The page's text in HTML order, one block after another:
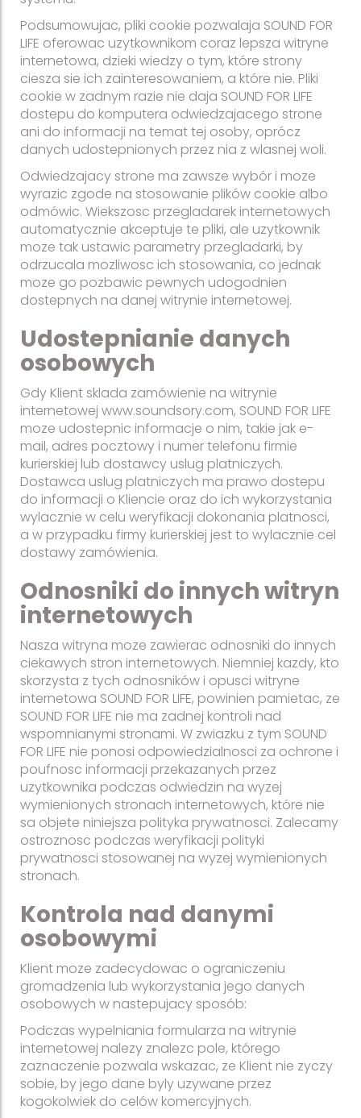
Podsumowujac, pliki cookie pozwalaja SOUND FOR
LIFE oferowac uzytkownikom coraz lepsza witryne
internetowa, dzieki wiedzy o tym, które strony
ciesza sie ich zainteresowaniem, a które nie. Pliki
cookie w zadnym razie nie daja SOUND FOR LIFE
dostepu do komputera odwiedzajacego strone
ani do informacji na temat tej osoby, oprócz
danych udostepnionych przez nia z wlasnej woli.
Odwiedzajacy strone ma zawsze wybór i moze
wyrazic zgode na stosowanie plików cookie albo
odmówic. Wiekszosc przegladarek internetowych
automatycznie akceptuje te pliki, ale uzytkownik
moze tak ustawic parametry przegladarki, by
odrzucala mozliwosc ich stosowania, co jednak
moze go pozbawic pewnych udogodnien
dostepnych na danej witrynie internetowej.
Udostepnianie danych
osobowych
Gdy Klient sklada zamówienie na witrynie
internetowej www.soundsory.com, SOUND FOR LIFE
moze udostepnic informacje o nim, takie jak e-
mail, adres pocztowy i numer telefonu firmie
kurierskiej lub dostawcy uslug platniczych.
Dostawca uslug platniczych ma prawo dostepu
do informacji o Kliencie oraz do ich wykorzystania
wylacznie w celu weryfikacji dokonania platnosci,
a w przypadku firmy kurierskiej jest to wylacznie cel
dostawy zamówienia.
Odnosniki do innych witryn
internetowych
Nasza witryna moze zawierac odnosniki do innych
ciekawych stron internetowych. Niemniej kazdy, kto
skorzysta z tych odnosników i opusci witryne
internetowa SOUND FOR LIFE, powinien pamietac, ze
SOUND FOR LIFE nie ma zadnej kontroli nad
wspomnianymi stronami. W zwiazku z tym SOUND
FOR LIFE nie ponosi odpowiedzialnosci za ochrone i
poufnosc informacji przekazanych przez
uzytkownika podczas odwiedzin na wyzej
wymienionych stronach internetowych, które nie
sa objete niniejsza polityka prywatnosci. Zalecamy
ostroznosc podczas weryfikacji polityki
prywatnosci stosowanej na wyzej wymienionych
stronach.
Kontrola nad danymi
osobowymi
Klient moze zadecydowac o ograniczeniu
gromadzenia lub wykorzystania jego danych
osobowych w nastepujacy sposób:
Podczas wypelniania formularza na witrynie
internetowej nalezy znalezc pole, którego
zaznaczenie pozwala wskazac, ze Klient nie zyczy
sobie, by jego dane byly uzywane przez
kogokolwiek do celów komercyjnych.